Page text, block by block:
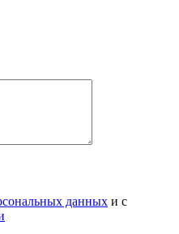
данных и с